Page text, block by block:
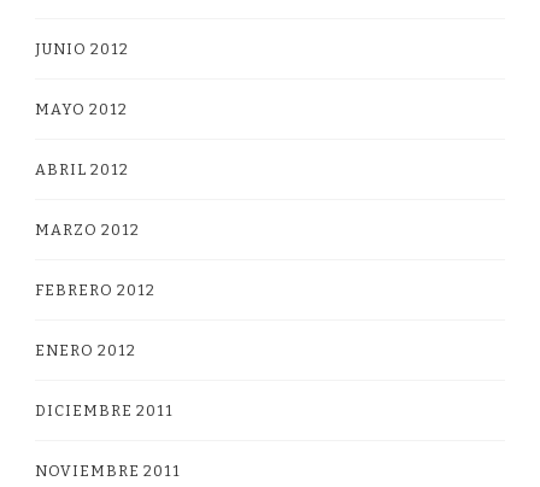
JUNIO 2012
MAYO 2012
ABRIL 2012
MARZO 2012
FEBRERO 2012
ENERO 2012
DICIEMBRE 2011
NOVIEMBRE 2011